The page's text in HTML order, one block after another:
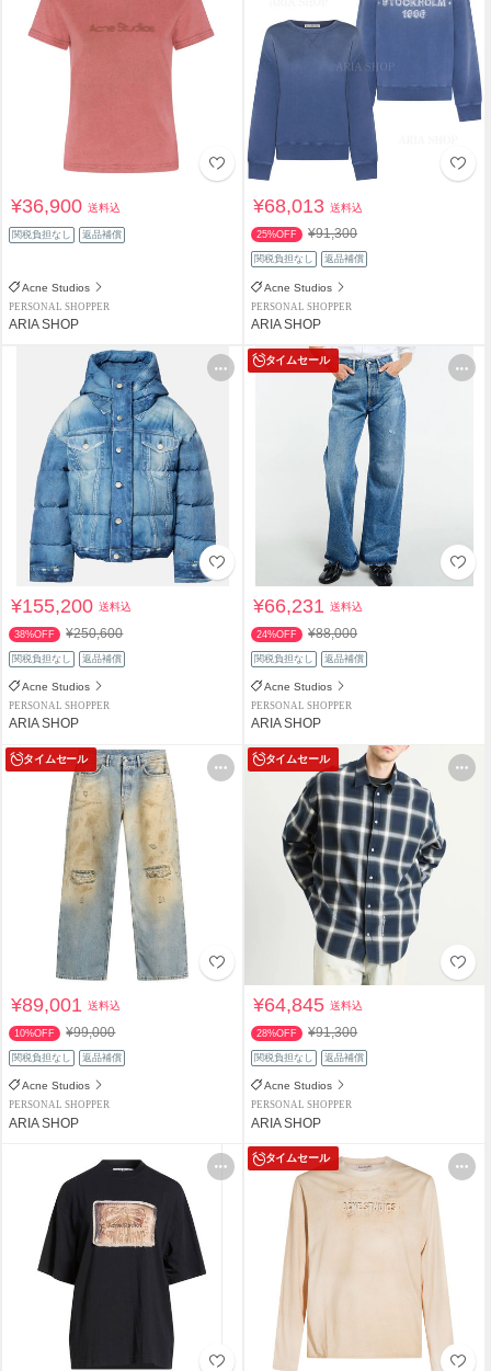
¥36,900送料込
関税負担なし 返品補償
Acne Studios
PERSONAL SHOPPER
ARIA SHOP
¥68,013送料込
25%OFF ¥91,300
関税負担なし 返品補償
Acne Studios
PERSONAL SHOPPER
ARIA SHOP
¥155,200送料込
38%OFF ¥250,600
関税負担なし 返品補償
Acne Studios
PERSONAL SHOPPER
ARIA SHOP
タイムセール
¥66,231送料込
24%OFF ¥88,000
関税負担なし 返品補償
Acne Studios
PERSONAL SHOPPER
ARIA SHOP
タイムセール
¥89,001送料込
10%OFF ¥99,000
関税負担なし 返品補償
Acne Studios
PERSONAL SHOPPER
ARIA SHOP
タイムセール
¥64,845送料込
28%OFF ¥91,300
関税負担なし 返品補償
Acne Studios
PERSONAL SHOPPER
ARIA SHOP
タイムセール